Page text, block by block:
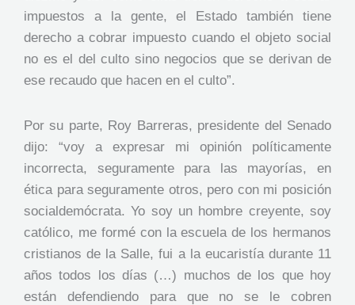
impuestos a la gente, el Estado también tiene
derecho a cobrar impuesto cuando el objeto social
no es el del culto sino negocios que se derivan de
ese recaudo que hacen en el culto”.
Por su parte, Roy Barreras, presidente del Senado
dijo: “voy a expresar mi opinión políticamente
incorrecta, seguramente para las mayorías, en
ética para seguramente otros, pero con mi posición
socialdemócrata. Yo soy un hombre creyente, soy
católico, me formé con la escuela de los hermanos
cristianos de la Salle, fui a la eucaristía durante 11
años todos los días (…) muchos de los que hoy
están defendiendo para que no se le cobren